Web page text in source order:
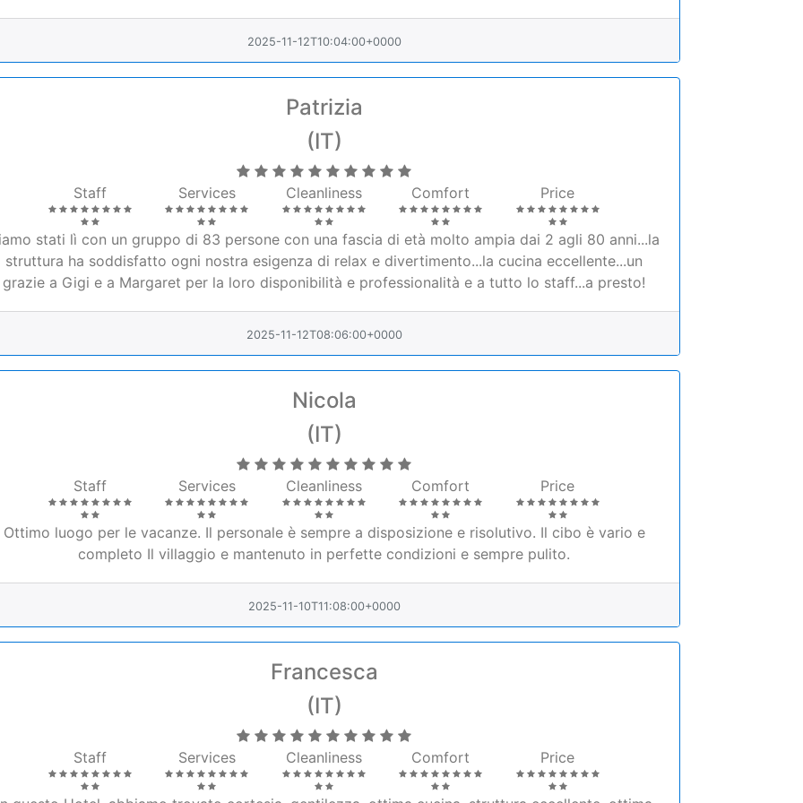
2025-11-12T10:04:00+0000
Patrizia
(IT)
Staff Services Cleanliness Comfort Price
stati lì con un gruppo di 83 persone con una fascia di età molto ampia dai 2 agli 80 anni...la
struttura ha soddisfatto ogni nostra esigenza di relax e divertimento...la cucina eccellente...un
grazie a Gigi e a Margaret per la loro disponibilità e professionalità e a tutto lo staff...a presto!
2025-11-12T08:06:00+0000
Nicola
(IT)
Staff Services Cleanliness Comfort Price
Ottimo luogo per le vacanze. Il personale è sempre a disposizione e risolutivo. Il cibo è vario e
completo Il villaggio e mantenuto in perfette condizioni e sempre pulito.
2025-11-10T11:08:00+0000
Francesca
(IT)
Staff Services Cleanliness Comfort Price